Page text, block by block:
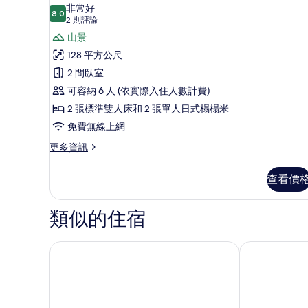
所
有
相
片
臥
(Room
type
Randomly
Assigned)
的
情
套
房,
2
間
臥
室
(B,
Room
type
Assigned)
的
所
有
8.08.0 分，滿分 10 分
非常好
2 則評論
(2
則
評
論)
山景
128 平方公尺
2 間臥室
可容納 6 人 (依實際入住人數計費)
2 張標準雙人床和 2 張單人日式榻榻米
免費無線上網
更多資訊
更
2
間
臥
室
(B,
查看價
類似的住宿
雲上月亮 旌善 JS